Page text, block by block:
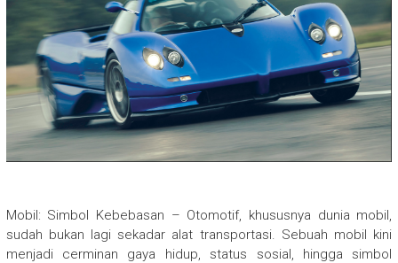
Mobil: Simbol Kebebasan – Otomotif, khususnya dunia mobil,
sudah bukan lagi sekadar alat transportasi. Sebuah mobil kini
menjadi cerminan gaya hidup, status sosial, hingga simbol